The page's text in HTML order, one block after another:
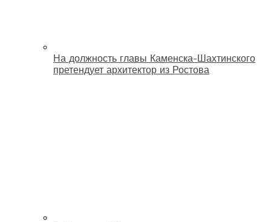
На должность главы Каменска-Шахтинского
претендует архитектор из Ростова